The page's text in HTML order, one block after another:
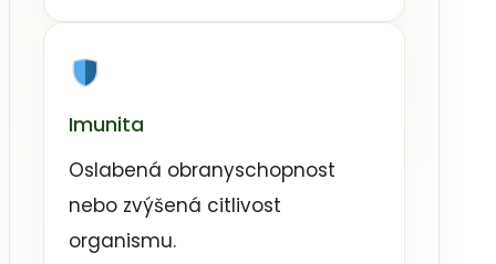
Imunita
Oslabená obranyschopnost
nebo zvýšená citlivost
organismu.